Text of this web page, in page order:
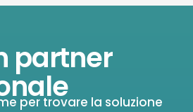
partner
per trovare la soluzione